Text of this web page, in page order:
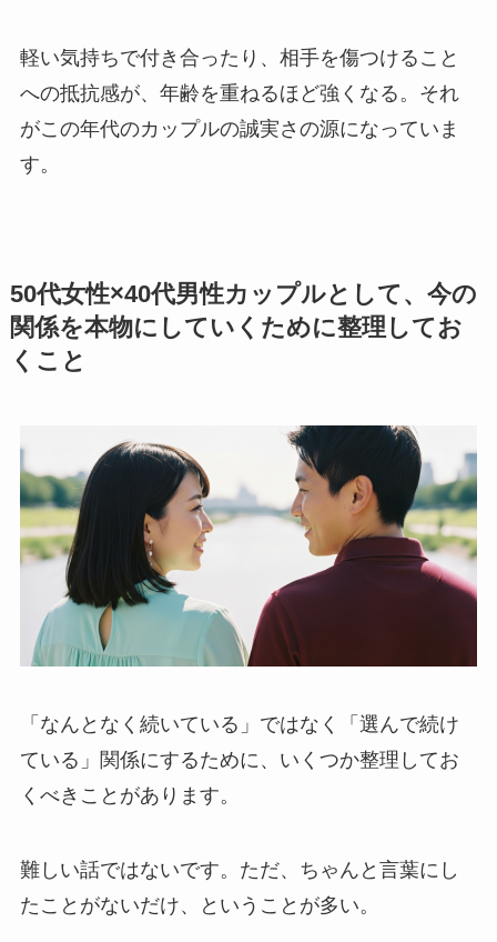
軽い気持ちで付き合ったり、相手を傷つけること
への抵抗感が、年齢を重ねるほど強くなる。それ
がこの年代のカップルの誠実さの源になっていま
す。
50代女性×40代男性カップルとして、今の
関係を本物にしていくために整理してお
くこと
「なんとなく続いている」ではなく「選んで続け
ている」関係にするために、いくつか整理してお
くべきことがあります。
難しい話ではないです。ただ、ちゃんと言葉にし
たことがないだけ、ということが多い。